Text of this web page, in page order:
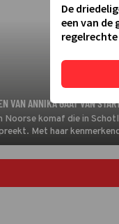
VAN ANNIKA GAAT VAN
Noorse komaf die in
Met haar
in goede banen te
De
een van de